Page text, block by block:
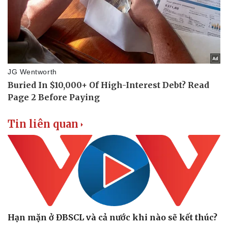
Tin liên quan
Hạn mặn ở ĐBSCL và cả nước khi nào sẽ kết thúc?